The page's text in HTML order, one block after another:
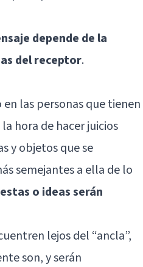
depende de la
del receptor.
las personas que tienen
hora de hacer juicios
y objetos que se
semejantes a ella de lo
o ideas serán
lejos del “ancla”,
son, y serán